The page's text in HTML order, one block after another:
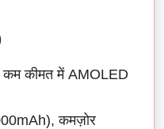
कीमत में AMOLED
कमज़ोर